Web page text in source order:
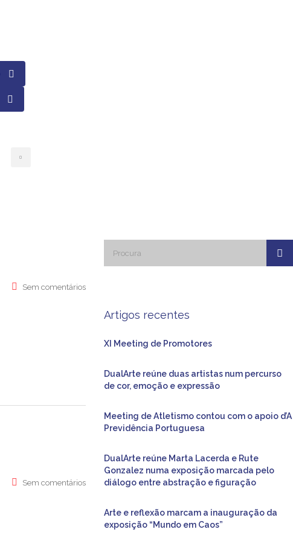
Sem comentários
Sem comentários
Artigos recentes
XI Meeting de Promotores
DualArte reúne duas artistas num percurso
de cor, emoção e expressão
Meeting de Atletismo contou com o apoio d’A
Previdência Portuguesa
DualArte reúne Marta Lacerda e Rute
Gonzalez numa exposição marcada pelo
diálogo entre abstração e figuração
Arte e reflexão marcam a inauguração da
exposição “Mundo em Caos”